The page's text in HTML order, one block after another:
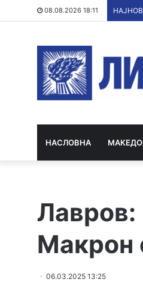
08.08.2026 18:11
НАСЛОВНА
Лавров:
Макрон
06.03.2025 13:25